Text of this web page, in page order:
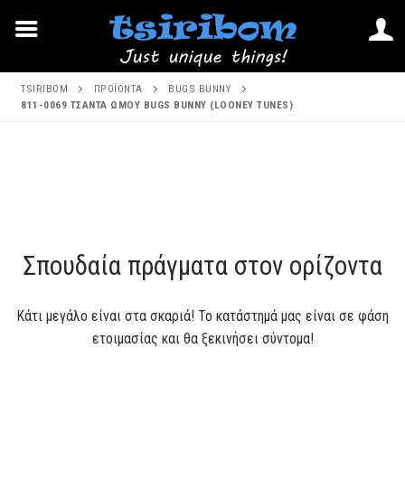
Μετάβαση
TSIRIBOM ΠΡΟΪΌΝΤΑ
BUGS BUNNY
811-0069 ΤΣΑΝΤΑ ΩΜΟΥ BUGS BUNNY (LOONEY TUNES)
Σπουδαία πράγματα στον ορίζοντα
Κάτι μεγάλο είναι στα σκαριά! Το κατάστημά μας είναι σε φάση
ετοιμασίας και θα ξεκινήσει σύντομα!